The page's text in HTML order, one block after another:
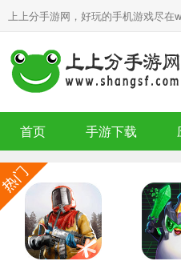
上上分手游网，好玩的手机游戏尽在
首页 手游下载